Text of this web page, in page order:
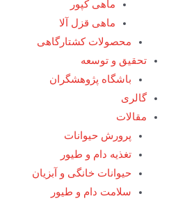
ماهی کپور
ماهی قزل آلا
محصولات کشتارگاهی
تحقیق و توسعه
باشگاه پژوهشگران
گالری
مقالات
پرورش حیوانات
تغذیه دام و طیور
حیوانات خانگی و آبزیان
سلامت دام و طیور